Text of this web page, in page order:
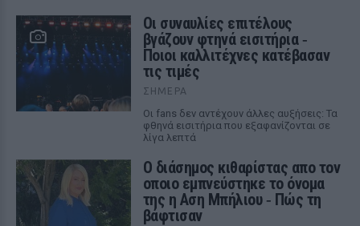
Οι συναυλίες επιτέλους
βγάζουν φτηνά εισιτήρια ‑
Ποιοι καλλιτέχνες κατέβασαν
τις τιμές
ΣΉΜΕΡΑ
Οι fans δεν αντέχουν άλλες αυξήσεις: Τα
φθηνά εισιτήρια που εξαφανίζονται σε
λίγα λεπτά
Ο διάσημος κιθαρίστας απο τον
οποιο εμπνεύστηκε το όνομα
της η Αση Μπήλιου ‑ Πώς τη
βάφτισαν